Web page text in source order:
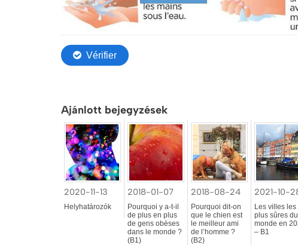
Ajánlott bejegyzések
2020-11-13
Helyhatározók
2018-01-07
Pourquoi y a-t-il
de plus en plus
de gens obèses
dans le monde ?
(B1)
2018-08-24
Pourquoi dit-on
que le chien est
le meilleur ami
de l’homme ?
(B2)
2021-10-
Les villes les
plus sûres du
monde en
– B1